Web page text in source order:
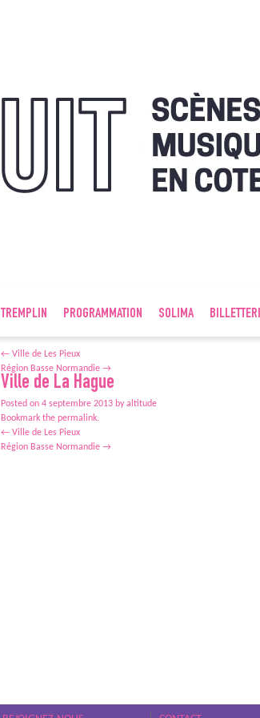
TREMPLIN PROGRAMMATION SOLIMA
← Ville de Les Pieux
Région Basse Normandie →
Ville de La Hague
Posted on 4 septembre 2013 by altitude
Bookmark the permalink.
← Ville de Les Pieux
Région Basse Normandie →